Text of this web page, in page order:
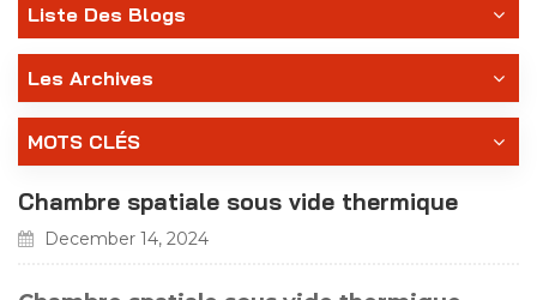
Liste Des Blogs
Les Archives
MOTS CLÉS
Chambre spatiale sous vide thermique
December 14, 2024